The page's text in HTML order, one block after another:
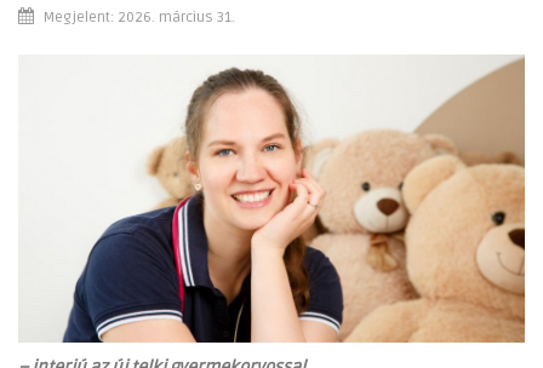
Megjelent: 2026. március 31.